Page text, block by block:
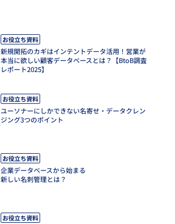
お役立ち資料
新規開拓のカギはインテントデータ活用！営業が
本当に欲しい顧客データベースとは？【BtoB調査
レポート2025】
お役立ち資料
ユーソナーにしかできない名寄せ・データクレン
ジング3つのポイント
お役立ち資料
企業データベースから始まる
新しい名刺管理とは？
お役立ち資料